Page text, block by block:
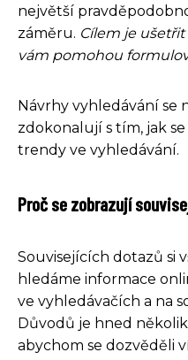
největší
záměru. Cílem je
vám pomohou
Návrhy vyhledávání se
zdokonalují s tím, jak
trendy ve vyhledávání.
Proč se zobrazují
Souvisejících dotazů si
hledáme informace
ve vyhledávačích a na
Důvodů je hned
abychom se dozvěděli